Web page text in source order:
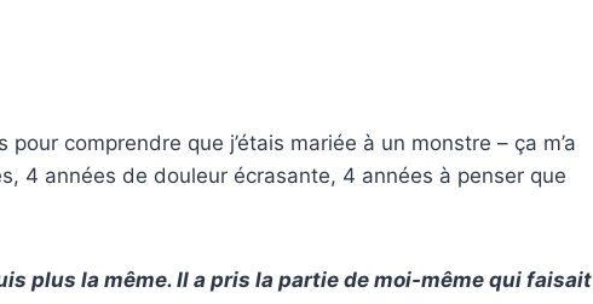
pour comprendre que j’étais mariée à un monstre – ça m’a
4 années de douleur écrasante, 4 années à penser que
plus la même. Il a pris la partie de moi-même qui faisait